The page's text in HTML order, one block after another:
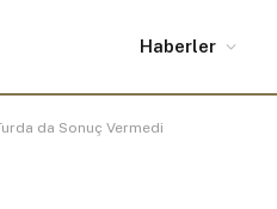
Haberler
da Sonuç Vermedi